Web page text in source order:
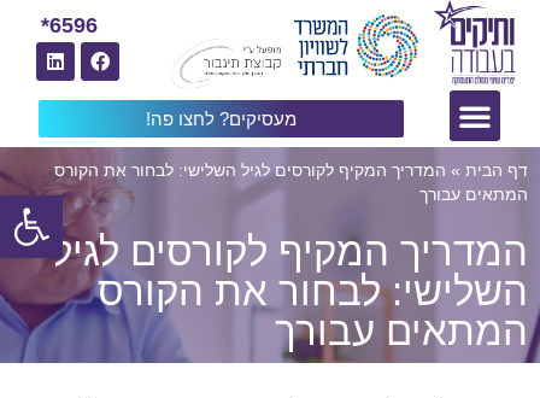
מעסיקים? לחצו פה!
6596*
דף הבית » המדריך המקיף לקורסים לגיל השלישי: לבחור את הקורס
המתאים עבורך
המדריך המקיף לקורסים לגיל
השלישי: לבחור את הקורס
המתאים עבורך